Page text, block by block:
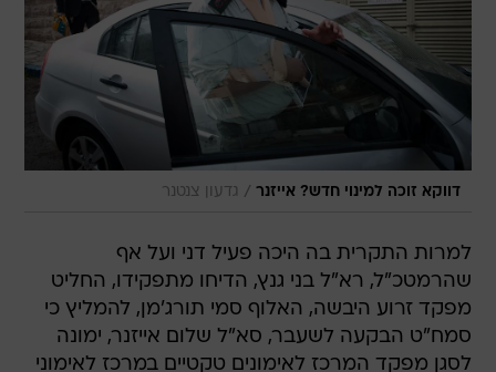
דווקא זוכה למינוי חדש? אייזנר / גדעון צנטנר
למרות התקרית בה היכה פעיל דני ועל אף
שהרמטכ"ל, רא"ל בני גנץ, הדיחו מתפקידו, החליט
מפקד זרוע היבשה, האלוף סמי תורג'מן, להמליץ כי
סמח"ט הבקעה לשעבר, סא"ל שלום אייזנר, ימונה
לסגן מפקד המרכז לאימונים טקטיים במרכז לאימוני